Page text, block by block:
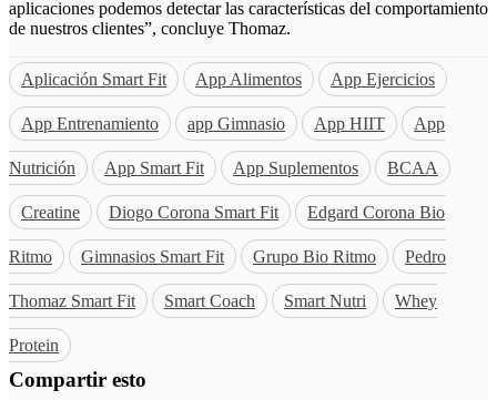
aplicaciones podemos detectar las características del comportamiento
de nuestros clientes”, concluye Thomaz.
Aplicación Smart Fit App Alimentos App Ejercicios
App Entrenamiento app Gimnasio App HIIT App
Nutrición App Smart Fit App Suplementos BCAA
Creatine Diogo Corona Smart Fit Edgard Corona Bio
Ritmo Gimnasios Smart Fit Grupo Bio Ritmo Pedro
Thomaz Smart Fit Smart Coach Smart Nutri Whey
Protein
Compartir esto